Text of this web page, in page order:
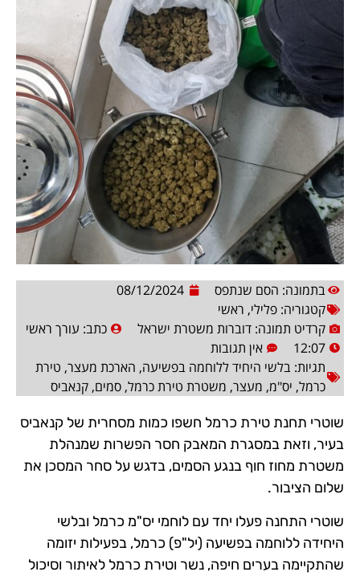
בתמונה: הסם שנתפס
08/12/2024
קטגוריה: פלילי, ראשי
קרדיט תמונה: דוברות משטרת ישראל
כתב: עורך ראשי
12:07
אין תגובות
תגיות: בלשי היחיד ללוחמה בפשיעה, הארכת מעצר, טירת
כרמל, יס"מ, מעצר, משטרת טירת כרמל, סמים, קנאביס
שוטרי תחנת טירת כרמל חשפו כמות מסחרית של קנאביס
בעיר, וזאת במסגרת המאבק חסר הפשרות שמנהלת
משטרת מחוז חוף בנגע הסמים, בדגש על סחר המסכן את
שלום הציבור.
שוטרי התחנה פעלו יחד עם לוחמי יס"מ כרמל ובלשי
היחידה ללוחמה בפשיעה (יל"פ) כרמל, בפעילות יזומה
שהתקיימה בערים חיפה, נשר וטירת כרמל לאיתור וסיכול